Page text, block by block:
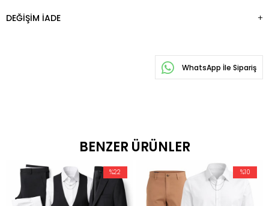
DEĞIŞIM İADE
WhatsApp İle Sipariş
BENZER ÜRÜNLER
%22 %10